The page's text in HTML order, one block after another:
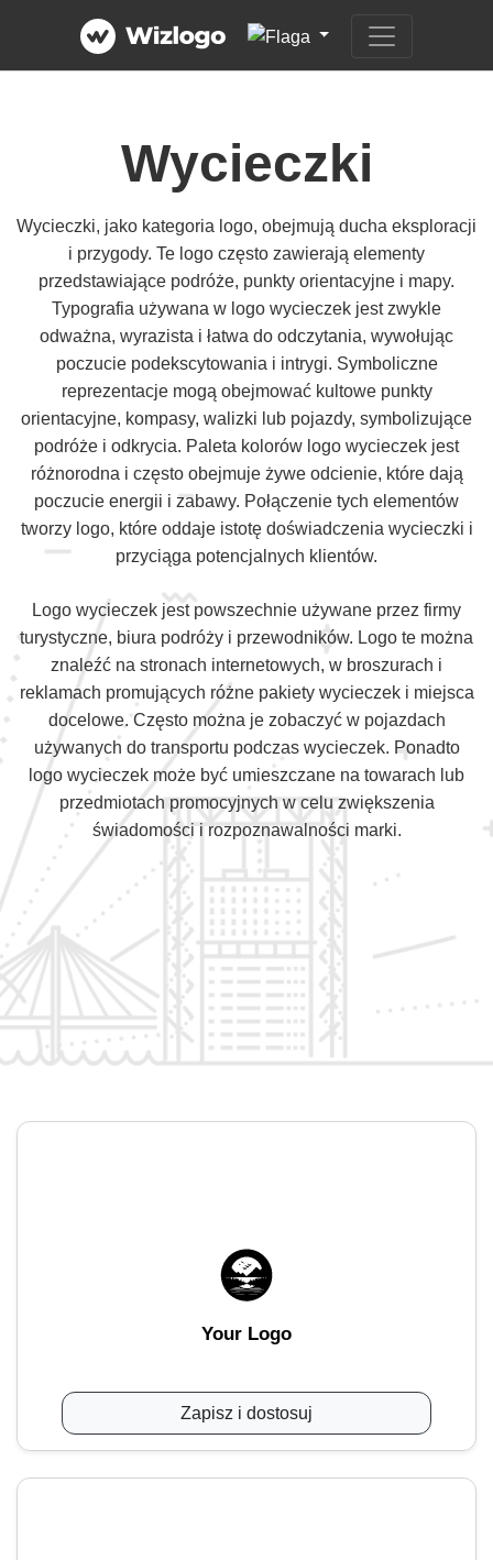
Wycieczki
Wycieczki, jako kategoria logo, obejmują ducha eksploracji
i przygody. Te logo często zawierają elementy
przedstawiające podróże, punkty orientacyjne i mapy.
Typografia używana w logo wycieczek jest zwykle
odważna, wyrazista i łatwa do odczytania, wywołując
poczucie podekscytowania i intrygi. Symboliczne
reprezentacje mogą obejmować kultowe punkty
orientacyjne, kompasy, walizki lub pojazdy, symbolizujące
podróże i odkrycia. Paleta kolorów logo wycieczek jest
różnorodna i często obejmuje żywe odcienie, które dają
poczucie energii i zabawy. Połączenie tych elementów
tworzy logo, które oddaje istotę doświadczenia wycieczki i
przyciąga potencjalnych klientów.
Logo wycieczek jest powszechnie używane przez firmy
turystyczne, biura podróży i przewodników. Logo te można
znaleźć na stronach internetowych, w broszurach i
reklamach promujących różne pakiety wycieczek i miejsca
docelowe. Często można je zobaczyć w pojazdach
używanych do transportu podczas wycieczek. Ponadto
logo wycieczek może być umieszczane na towarach lub
przedmiotach promocyjnych w celu zwiększenia
świadomości i rozpoznawalności marki.
Your Logo
Zapisz i dostosuj